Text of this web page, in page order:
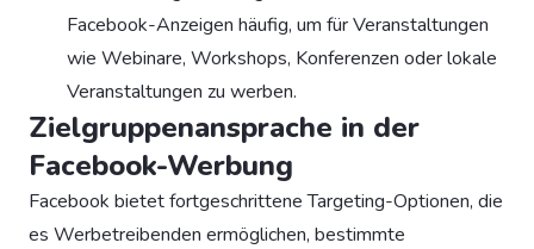
Facebook-Anzeigen häufig, um für Veranstaltungen
wie Webinare, Workshops, Konferenzen oder lokale
Veranstaltungen zu werben.
Zielgruppenansprache in der
Facebook-Werbung
Facebook bietet fortgeschrittene Targeting-Optionen, die
es Werbetreibenden ermöglichen, bestimmte